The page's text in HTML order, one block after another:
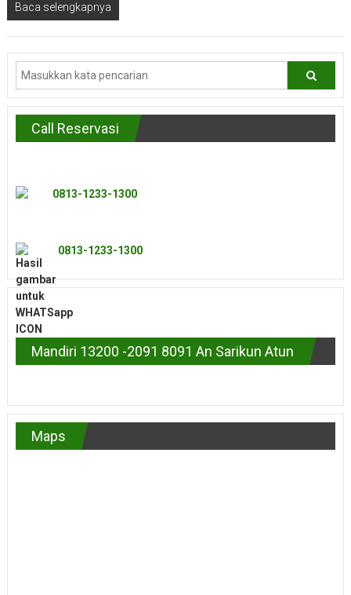
Baca selengkapnya
Call Reservasi
0813-1233-1300
0813-1233-1300
Mandiri 13200 -2091 8091 An Sarikun Atun
Maps